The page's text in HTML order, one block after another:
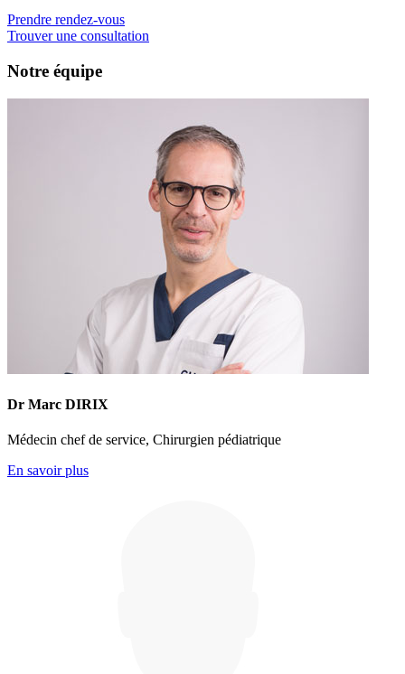
Prendre rendez-vous
Trouver une consultation
Notre équipe
Dr Marc DIRIX
Médecin chef de service, Chirurgien pédiatrique
En savoir plus